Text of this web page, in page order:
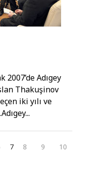
Adıgey
Thakuşinov
iki yılı ve
7 8 9
10